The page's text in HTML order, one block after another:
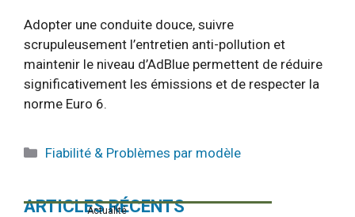
Adopter une conduite douce, suivre
scrupuleusement l’entretien anti-pollution et
maintenir le niveau d’AdBlue permettent de réduire
significativement les émissions et de respecter la
norme Euro 6.
Catégories
Fiabilité & Problèmes par modèle
ARTICLES RÉCENTS
Actualité